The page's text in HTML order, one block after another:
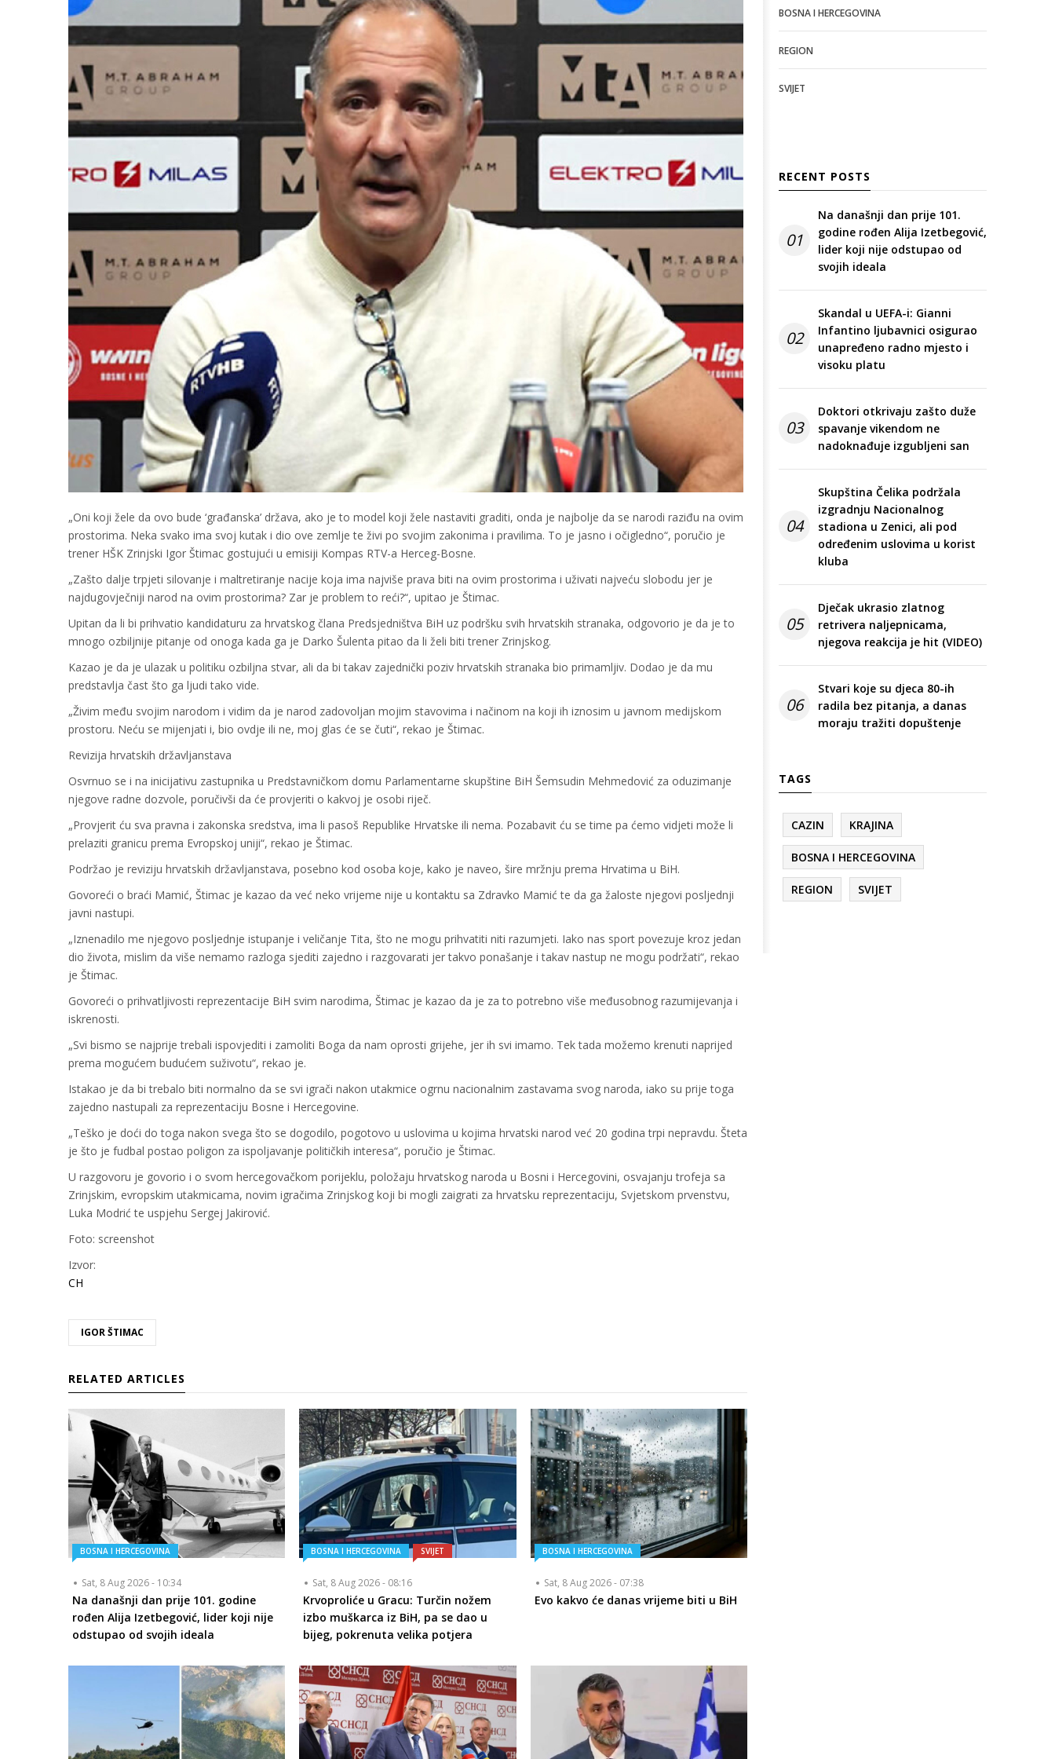
„Oni koji žele da ovo bude ‘građanska’ država, ako je to model koji žele nastaviti graditi, onda je najbolje da se narodi raziđu na ovim
prostorima. Neka svako ima svoj kutak i dio ove zemlje te živi po svojim zakonima i pravilima. To je jasno i očigledno“, poručio je
trener HŠK Zrinjski Igor Štimac gostujući u emisiji Kompas RTV-a Herceg-Bosne.
„Zašto dalje trpjeti silovanje i maltretiranje nacije koja ima najviše prava biti na ovim prostorima i uživati najveću slobodu jer je
najdugovječniji narod na ovim prostorima? Zar je problem to reći?“, upitao je Štimac.
Upitan da li bi prihvatio kandidaturu za hrvatskog člana Predsjedništva BiH uz podršku svih hrvatskih stranaka, odgovorio je da je to
mnogo ozbiljnije pitanje od onoga kada ga je Darko Šulenta pitao da li želi biti trener Zrinjskog.
Kazao je da je ulazak u politiku ozbiljna stvar, ali da bi takav zajednički poziv hrvatskih stranaka bio primamljiv. Dodao je da mu
predstavlja čast što ga ljudi tako vide.
„Živim među svojim narodom i vidim da je narod zadovoljan mojim stavovima i načinom na koji ih iznosim u javnom medijskom
prostoru. Neću se mijenjati i, bio ovdje ili ne, moj glas će se čuti“, rekao je Štimac.
Revizija hrvatskih državljanstava
Osvrnuo se i na inicijativu zastupnika u Predstavničkom domu Parlamentarne skupštine BiH Šemsudin Mehmedović za oduzimanje
njegove radne dozvole, poručivši da će provjeriti o kakvoj je osobi riječ.
„Provjerit ću sva pravna i zakonska sredstva, ima li pasoš Republike Hrvatske ili nema. Pozabavit ću se time pa ćemo vidjeti može li
prelaziti granicu prema Evropskoj uniji“, rekao je Štimac.
Podržao je reviziju hrvatskih državljanstava, posebno kod osoba koje, kako je naveo, šire mržnju prema Hrvatima u BiH.
Govoreći o braći Mamić, Štimac je kazao da već neko vrijeme nije u kontaktu sa Zdravko Mamić te da ga žaloste njegovi posljednji
javni nastupi.
„Iznenadilo me njegovo posljednje istupanje i veličanje Tita, što ne mogu prihvatiti niti razumjeti. Iako nas sport povezuje kroz jedan
dio života, mislim da više nemamo razloga sjediti zajedno i razgovarati jer takvo ponašanje i takav nastup ne mogu podržati“, rekao
je Štimac.
Govoreći o prihvatljivosti reprezentacije BiH svim narodima, Štimac je kazao da je za to potrebno više međusobnog razumijevanja i
iskrenosti.
„Svi bismo se najprije trebali ispovjediti i zamoliti Boga da nam oprosti grijehe, jer ih svi imamo. Tek tada možemo krenuti naprijed
prema mogućem budućem suživotu“, rekao je.
Istakao je da bi trebalo biti normalno da se svi igrači nakon utakmice ogrnu nacionalnim zastavama svog naroda, iako su prije toga
zajedno nastupali za reprezentaciju Bosne i Hercegovine.
„Teško je doći do toga nakon svega što se dogodilo, pogotovo u uslovima u kojima hrvatski narod već 20 godina trpi nepravdu. Šteta
je što je fudbal postao poligon za ispoljavanje političkih interesa“, poručio je Štimac.
U razgovoru je govorio i o svom hercegovačkom porijeklu, položaju hrvatskog naroda u Bosni i Hercegovini, osvajanju trofeja sa
Zrinjskim, evropskim utakmicama, novim igračima Zrinjskog koji bi mogli zaigrati za hrvatsku reprezentaciju, Svjetskom prvenstvu,
Luka Modrić te uspjehu Sergej Jakirović.
Foto: screenshot
Izvor:
CH
IGOR ŠTIMAC
RELATED ARTICLES
BOSNA I HERCEGOVINA
Sat, 8 Aug 2026 - 10:34
Na današnji dan prije 101. godine
rođen Alija Izetbegović, lider koji nije
odstupao od svojih ideala
BOSNA I HERCEGOVINA SVIJET
Sat, 8 Aug 2026 - 08:16
Krvoproliće u Gracu: Turčin nožem
izbo muškarca iz BiH, pa se dao u
bijeg, pokrenuta velika potjera
BOSNA I HERCEGOVINA
Sat, 8 Aug 2026 - 07:38
Evo kakvo će danas vrijeme biti u BiH
BOSNA I HERCEGOVINA
REGION
SVIJET
RECENT POSTS
01
Na današnji dan prije 101.
godine rođen Alija Izetbegović,
lider koji nije odstupao od
svojih ideala
02
Skandal u UEFA-i: Gianni
Infantino ljubavnici osigurao
unapređeno radno mjesto i
visoku platu
03
Doktori otkrivaju zašto duže
spavanje vikendom ne
nadoknađuje izgubljeni san
04
Skupština Čelika podržala
izgradnju Nacionalnog
stadiona u Zenici, ali pod
određenim uslovima u korist
kluba
05
Dječak ukrasio zlatnog
retrivera naljepnicama,
njegova reakcija je hit (VIDEO)
06
Stvari koje su djeca 80-ih
radila bez pitanja, a danas
moraju tražiti dopuštenje
TAGS
CAZIN KRAJINA
BOSNA I HERCEGOVINA
REGION SVIJET